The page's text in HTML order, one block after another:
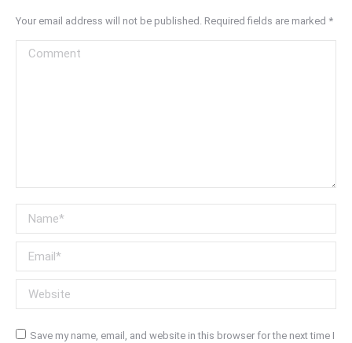
Your email address will not be published. Required fields are marked *
Comment
Name *
Email *
Website
Save my name, email, and website in this browser for the next time I